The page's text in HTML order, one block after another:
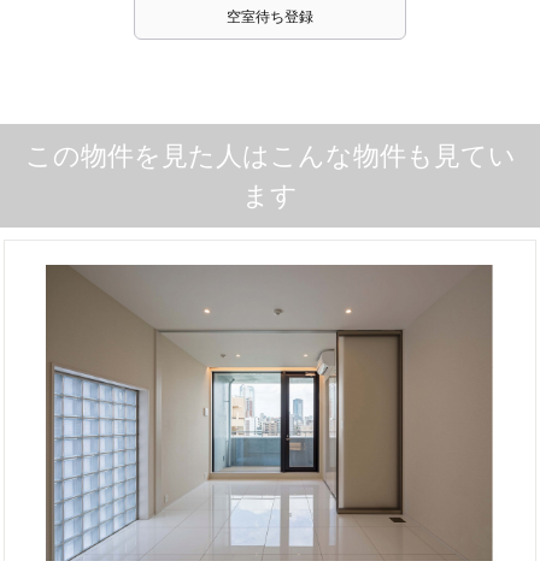
空室待ち登録
この物件を見た人はこんな物件も見てい
ます